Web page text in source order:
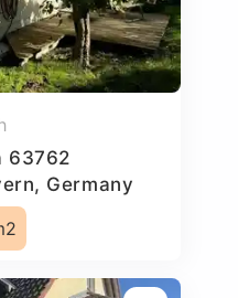
63762
Germany